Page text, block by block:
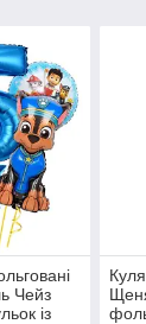
Чейз
із